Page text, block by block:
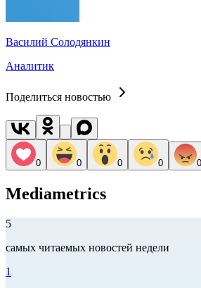
Василий Солодянкин
Аналитик
Поделиться новостью
0 0 0 0 0
Mediametrics
5
самых читаемых новостей недели
1